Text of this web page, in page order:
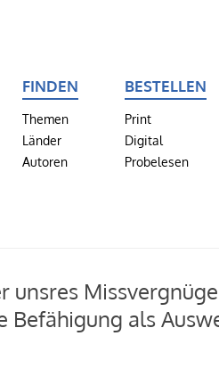
FINDEN
Themen
Länder
Autoren
BESTELLEN
Print
Digital
Probelesen
unsres
Befähigung als